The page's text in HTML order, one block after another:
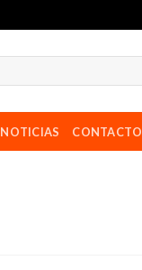
NOTICIAS CONTACTO